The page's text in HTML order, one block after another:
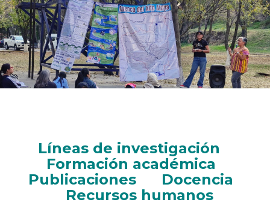
Líneas de investigación
Formación académica
Publicaciones
Docencia
Recursos humanos